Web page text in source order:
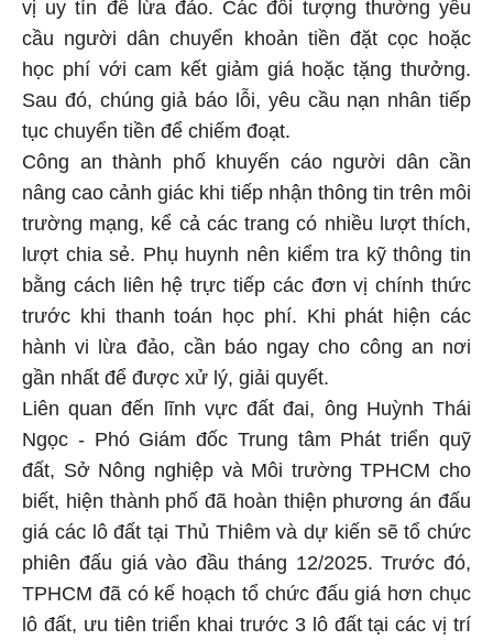
vị uy tín để lừa đảo. Các đối tượng thường yêu
cầu người dân chuyển khoản tiền đặt cọc hoặc
học phí với cam kết giảm giá hoặc tặng thưởng.
Sau đó, chúng giả báo lỗi, yêu cầu nạn nhân tiếp
tục chuyển tiền để chiếm đoạt.
Công an thành phố khuyến cáo người dân cần
nâng cao cảnh giác khi tiếp nhận thông tin trên môi
trường mạng, kể cả các trang có nhiều lượt thích,
lượt chia sẻ. Phụ huynh nên kiểm tra kỹ thông tin
bằng cách liên hệ trực tiếp các đơn vị chính thức
trước khi thanh toán học phí. Khi phát hiện các
hành vi lừa đảo, cần báo ngay cho công an nơi
gần nhất để được xử lý, giải quyết.
Liên quan đến lĩnh vực đất đai, ông Huỳnh Thái
Ngọc - Phó Giám đốc Trung tâm Phát triển quỹ
đất, Sở Nông nghiệp và Môi trường TPHCM cho
biết, hiện thành phố đã hoàn thiện phương án đấu
giá các lô đất tại Thủ Thiêm và dự kiến sẽ tổ chức
phiên đấu giá vào đầu tháng 12/2025. Trước đó,
TPHCM đã có kế hoạch tổ chức đấu giá hơn chục
lô đất, ưu tiên triển khai trước 3 lô đất tại các vị trí